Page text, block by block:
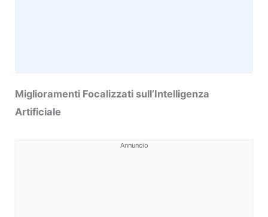
Miglioramenti Focalizzati sull’Intelligenza
Artificiale
Annuncio